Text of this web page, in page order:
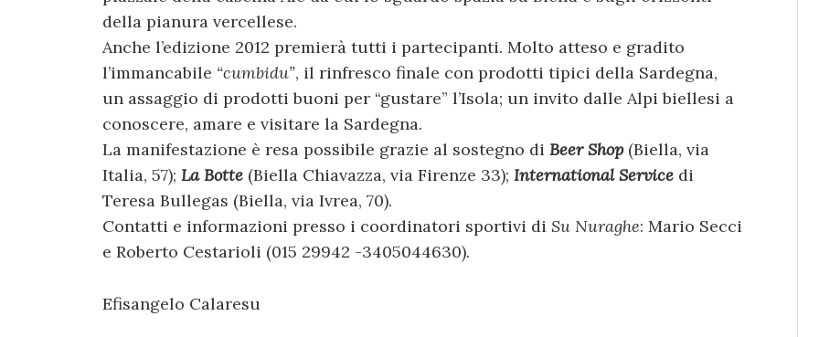
della pianura vercellese.
Anche l’edizione 2012 premierà tutti i partecipanti. Molto atteso e gradito
l’immancabile “cumbidu”, il rinfresco finale con prodotti tipici della Sardegna,
un assaggio di prodotti buoni per “gustare” l’Isola; un invito dalle Alpi biellesi a
conoscere, amare e visitare la Sardegna.
La manifestazione è resa possibile grazie al sostegno di Beer Shop(Biella, via
Italia, 57); La Botte (Biella Chiavazza, via Firenze 33); International Service di
Teresa Bullegas (Biella, via Ivrea, 70).
Contatti e informazioni presso i coordinatori sportivi di Su Nuraghe: Mario Secci
e Roberto Cestarioli (015 29942 -3405044630).
Efisangelo Calaresu